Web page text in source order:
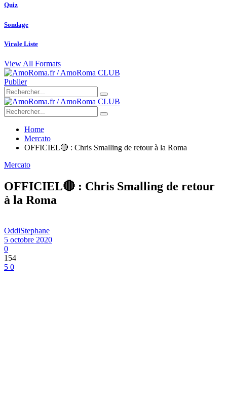
Quiz
Sondage
Virale Liste
View All Formats
Publier
Home
Mercato
OFFICIEL🔴 : Chris Smalling de retour à la Roma
Mercato
OFFICIEL🔴 : Chris Smalling de retour
à la Roma
OddiStephane
5 octobre 2020
0
154
5 0